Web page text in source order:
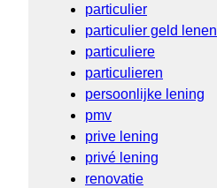
particulier
particulier geld lenen
particuliere
particulieren
persoonlijke lening
pmv
prive lening
privé lening
renovatie